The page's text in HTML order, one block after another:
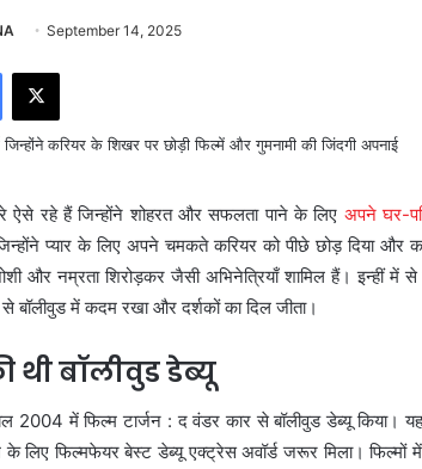
September 14, 2025
Facebook
X
ऐसे रहे हैं जिन्होंने शोहरत और सफलता पाने के लिए अपने घर-
प्यार के लिए अपने चमकते करियर को पीछे छोड़ दिया
और नम्रता शिरोड़कर जैसी अभिनेत्रियाँ शामिल हैं। इन्हीं
बॉलीवुड में कदम रखा और दर्शकों का दिल जीता।
थी बॉलीवुड डेब्यू
2004 में फिल्म टार्जन : द वंडर कार से बॉलीवुड डेब्यू
लिए फिल्मफेयर बेस्ट डेब्यू एक्ट्रेस अवॉर्ड जरूर मिला।